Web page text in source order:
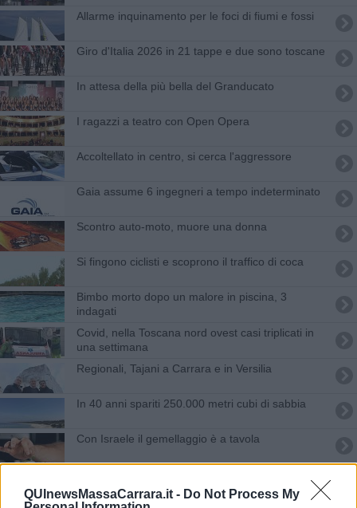
QUInewsMassaCarrara.it - Do Not Process My
Allarme inquinamento per le foci di fiumi e fossi
Giro d'Italia 2026 in 21 tappe e due sono toscane
In attesa della più bella del Granducato
I ragazzi a teatro con Open Opera
Accoltellato in centro, si cerca l'aggressore
​Gaia assume 6 ingegneri a tempo indeterminato
Scontro auto-moto, muore una donna
Si fingono ciclisti e scoprono il traffico di coca
Bimbo morto dopo un malore in piscina, 3
indagati
Covid, nella Toscana nord ovest casi triplicati in
una settimana
Regionali, Tajani a Carrara e in Versilia
In 40 anni spariti 250.000 metri cubi di sabbia
Con Israele il gemellaggio è a tavola